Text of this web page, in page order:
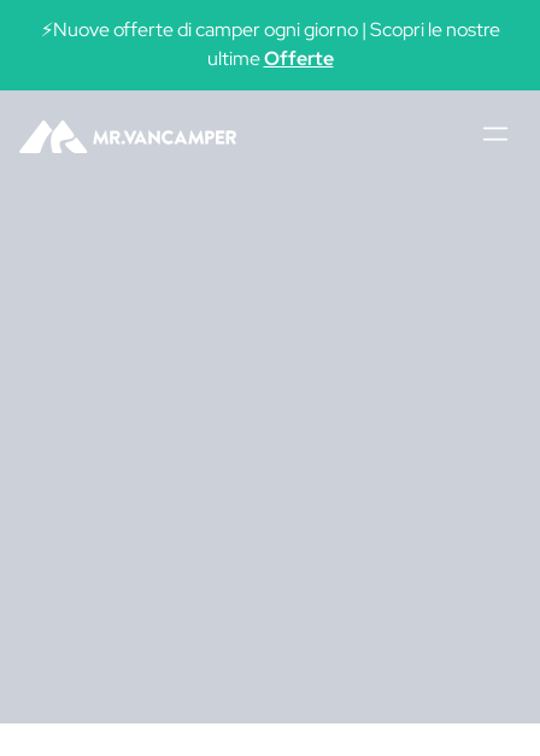
⚡Nuove offerte di camper ogni giorno | Scopri le nostre
ultimeOfferte